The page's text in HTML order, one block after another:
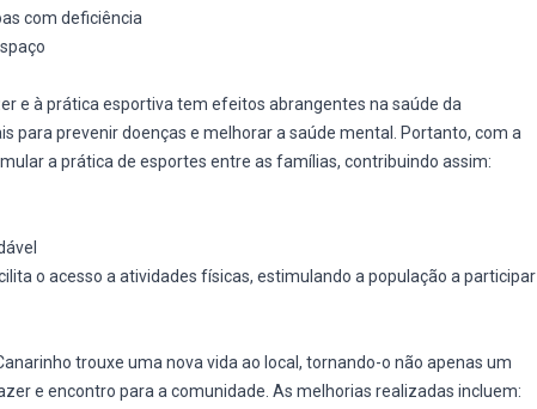
com deficiência
e à prática esportiva tem efeitos abrangentes na saúde da
para prevenir doenças e melhorar a saúde mental. Portanto, com a
a prática de esportes entre as famílias, contribuindo assim:
o acesso a atividades físicas, estimulando a população a participar
trouxe uma nova vida ao local, tornando-o não apenas um
e encontro para a comunidade. As melhorias realizadas incluem: